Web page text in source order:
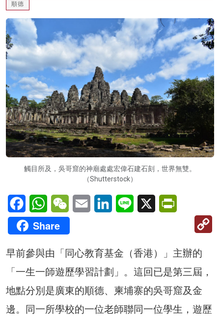
順德
觸目所及，吳哥窟的神廟處處宏偉石建石刻，世界無雙。
（Shutterstock）
FacebookWhatsAppWeChatEmail LinkedInLine X
Share
早前參與由「同心教育基金（香港）」主辦的
「一生一師遊歷學習計劃」。這回已是第三屆，
地點分別是廣東的順德、柬埔寨的吳哥窟及金
邊。同一所學校的一位老師聯同一位學生，遊歷